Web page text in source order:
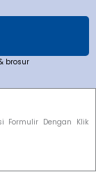
brosur
Formulir Dengan Klik